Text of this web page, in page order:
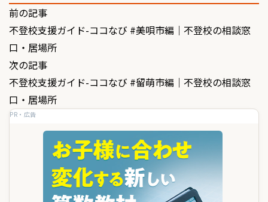
投
稿
ナ
ビ
ゲ
前の記事
不登校支援ガイド-ココなび #美唄市編｜不登校の相談窓
口・居場所
次の記事
不登校支援ガイド-ココなび #留萌市編｜不登校の相談窓
口・居場所
PR・広告